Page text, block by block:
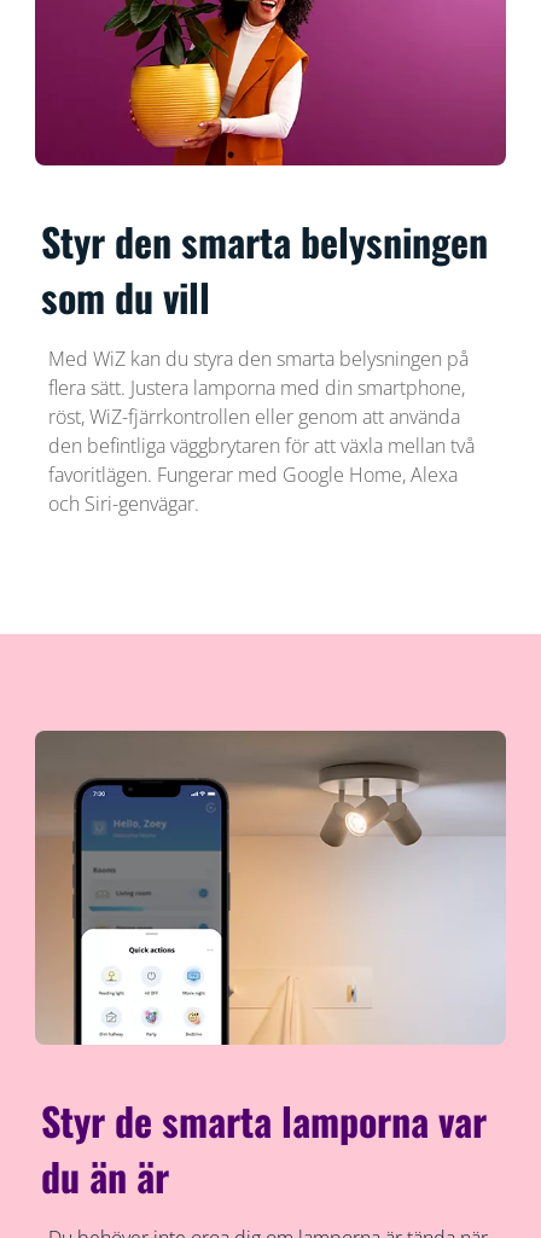
Styr den smarta belysningen
som du vill
Med WiZ kan du styra den smarta belysningen på
flera sätt. Justera lamporna med din smartphone,
röst, WiZ-fjärrkontrollen eller genom att använda
den befintliga väggbrytaren för att växla mellan två
favoritlägen. Fungerar med Google Home, Alexa
och Siri-genvägar.
Styr de smarta lamporna var
du än är